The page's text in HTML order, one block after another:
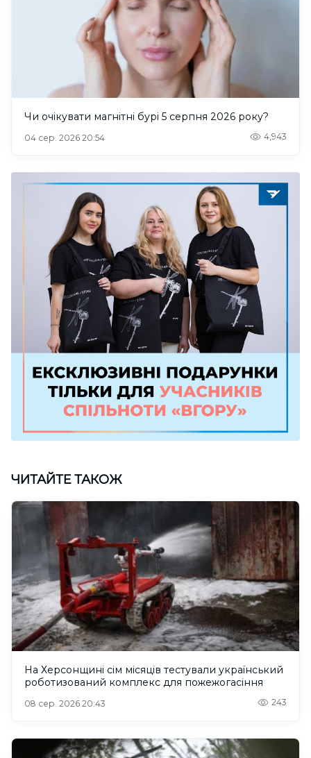
Чи очікувати магнітні бурі 5 серпня 2026 року?
04 сер. 2026 20:54 4,943
ЧИТАЙТЕ ТАКОЖ
На Херсонщині сім місяців тестували український
роботизований комплекс для пожежогасіння
08 сер. 2026 20:43 243